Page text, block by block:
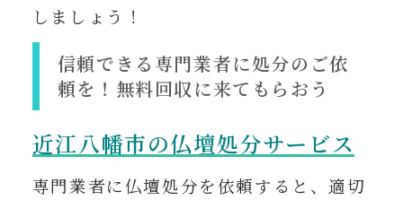
しましょう！
信頼できる専門業者に処分のご依
頼を！無料回収に来てもらおう
近江八幡市の仏壇処分サービス
専門業者に仏壇処分を依頼すると、適切